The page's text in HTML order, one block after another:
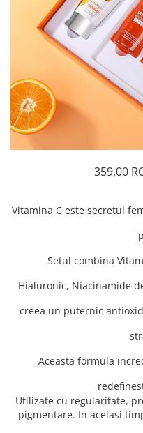
359,00
Vitamina C este secretul
Setul combina
Hialuronic, Niacinamide
creea un puternic
Aceasta formula
Utilizate cu regularitate,
pigmentare. In acelasi